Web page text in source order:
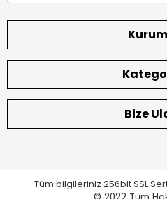
Bize
Tüm bilgileriniz 256bit SSL